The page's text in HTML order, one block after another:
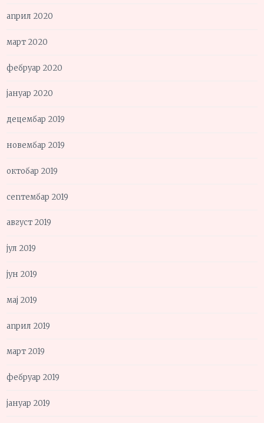
април 2020
март 2020
фебруар 2020
јануар 2020
децембар 2019
новембар 2019
октобар 2019
септембар 2019
август 2019
јул 2019
јун 2019
мај 2019
април 2019
март 2019
фебруар 2019
јануар 2019